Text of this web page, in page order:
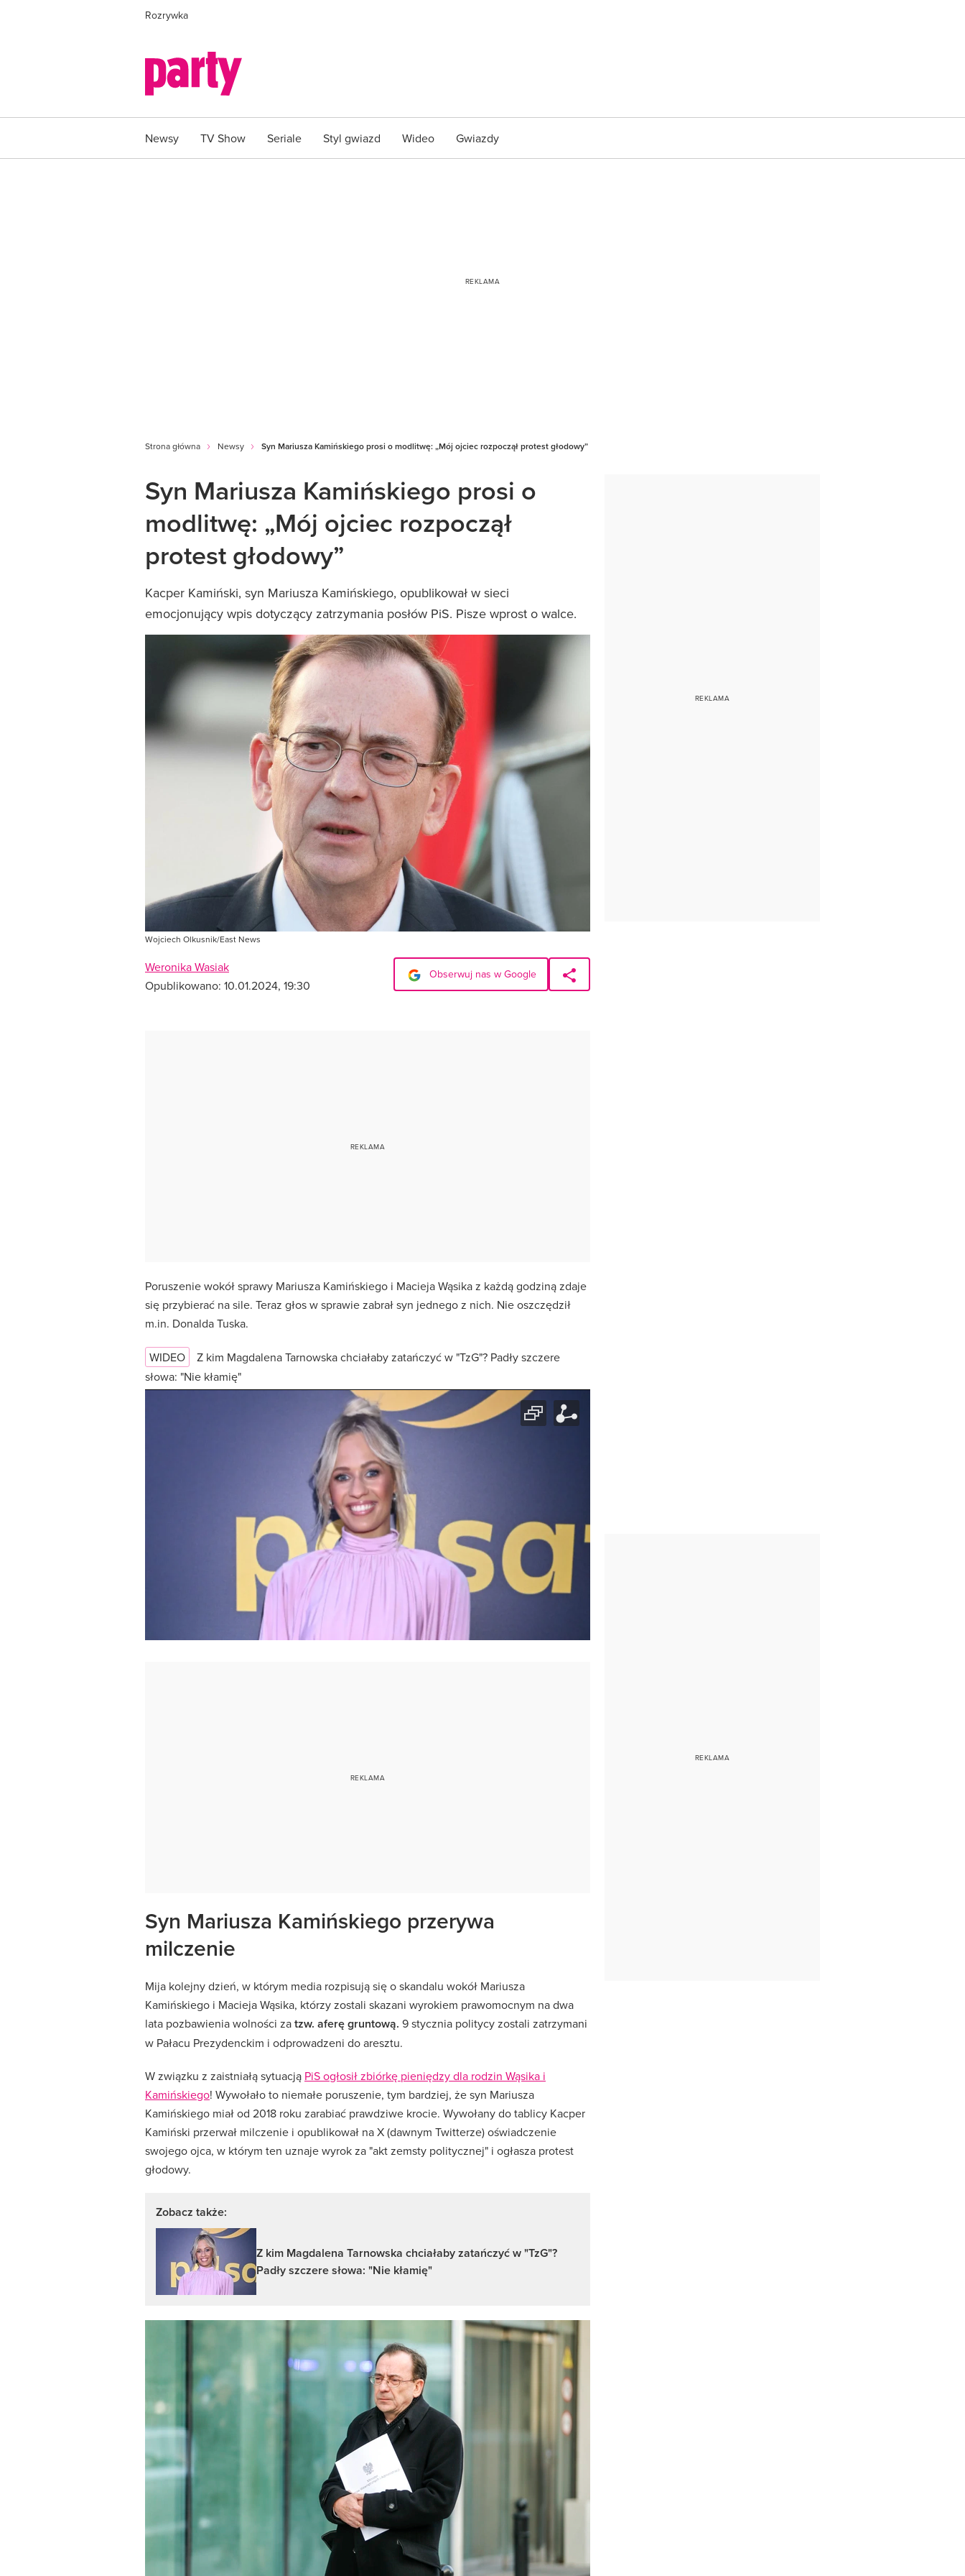
Rozrywka
Newsy TV Show Seriale Styl gwiazd Wideo Gwiazdy
Strona główna Newsy Syn Mariusza Kamińskiego prosi o modlitwę: „Mój ojciec rozpoczął protest głodowy”
Syn Mariusza Kamińskiego prosi o
modlitwę: „Mój ojciec rozpoczął
protest głodowy”
Kacper Kamiński, syn Mariusza Kamińskiego, opublikował w sieci
emocjonujący wpis dotyczący zatrzymania posłów PiS. Pisze wprost o walce.
Wojciech Olkusnik/East News
Weronika Wasiak
Opublikowano: 10.01.2024, 19:30
Obserwuj nas w Google
Poruszenie wokół sprawy Mariusza Kamińskiego i Macieja Wąsika z każdą godziną zdaje
się przybierać na sile. Teraz głos w sprawie zabrał syn jednego z nich. Nie oszczędził
m.in. Donalda Tuska.
WIDEO
Z kim Magdalena Tarnowska chciałaby zatańczyć w "TzG"? Padły szczere
słowa: "Nie kłamię"
Syn Mariusza Kamińskiego przerywa
milczenie
Mija kolejny dzień, w którym media rozpisują się o skandalu wokół Mariusza
Kamińskiego i Macieja Wąsika, którzy zostali skazani wyrokiem prawomocnym na dwa
lata pozbawienia wolności zatzw. aferę gruntową. 9 stycznia politycy zostali zatrzymani
w Pałacu Prezydenckim i odprowadzeni do aresztu.
W związku z zaistniałą sytuacją PiS ogłosił zbiórkę pieniędzy dla rodzin Wąsika i
Kamińskiego! Wywołało to niemałe poruszenie, tym bardziej, że syn Mariusza
Kamińskiego miał od 2018 roku zarabiać prawdziwe krocie. Wywołany do tablicy Kacper
Kamiński przerwał milczenie i opublikował na X (dawnym Twitterze) oświadczenie
swojego ojca, w którym ten uznaje wyrok za "akt zemsty politycznej" i ogłasza protest
głodowy.
Zobacz także:
Z kim Magdalena Tarnowska chciałaby zatańczyć w "TzG"?
Padły szczere słowa: "Nie kłamię"